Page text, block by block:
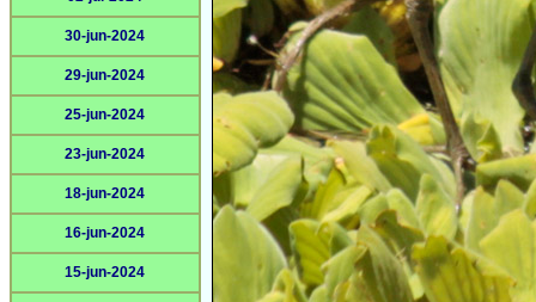
30-jun-2024
29-jun-2024
25-jun-2024
23-jun-2024
18-jun-2024
16-jun-2024
15-jun-2024